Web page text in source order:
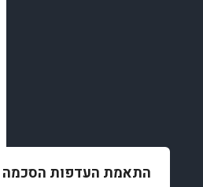
התאמת העדפות הסכמה